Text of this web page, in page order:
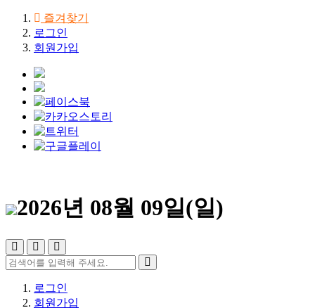
즐겨찾기
로그인
회원가입
2026년 08월 09일(일)
로그인
회원가입